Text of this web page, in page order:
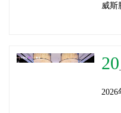
20